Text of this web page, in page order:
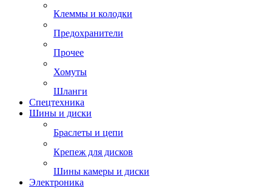
Клеммы и колодки
Предохранители
Прочее
Хомуты
Шланги
Спецтехника
Шины и диски
Браслеты и цепи
Крепеж для дисков
Шины камеры и диски
Электроника